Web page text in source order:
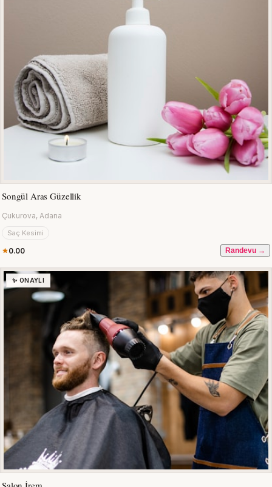
Songül Aras Güzellik
Çukurova, Adana
Saç Kesimi
0.00 Randevu →
✨ ONAYLI